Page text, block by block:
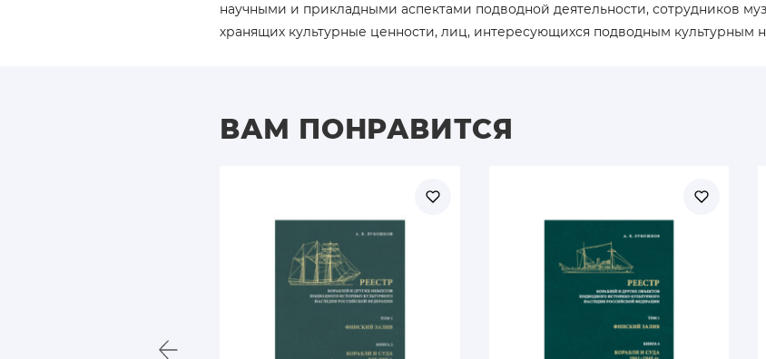
научными и прикладными аспектами подводной деятельности, сотрудников
хранящих культурные ценности, лиц, интересующихся подводным культурным
ВАМ ПОНРАВИТСЯ